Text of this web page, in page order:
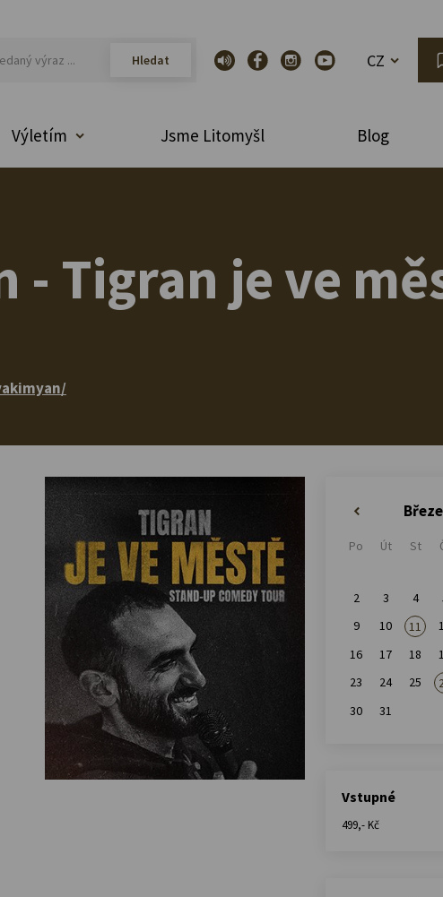
CZ
Výletím Jsme Litomyšl Blog
- Tigran je ve
Po Út St
2
3 4
9
10 11
16
17 18
23
24 25
30
31
Vstupné
499,- Kč